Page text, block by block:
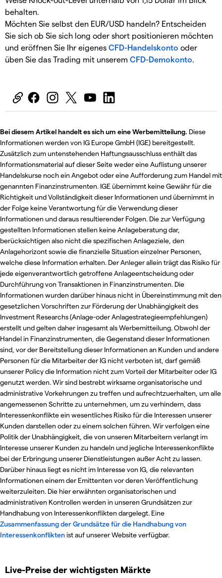
behalten.
Möchten Sie selbst den EUR/USD handeln? Entscheiden
Sie sich ob Sie sich long oder short positionieren möchten
und eröffnen Sie Ihr eigenes CFD-Handelskonto oder
üben Sie das Trading mit unserem CFD-Demokonto
Bei diesem Artikel handelt es sich um eine Werbemitteilung. Diese
Informationen werden von IG Europe GmbH (IGE) bereitgestellt.
Zusätzlich zum untenstehenden Haftungsausschluss enthält das
Informationsmaterial auf dieser Seite weder eine Auflistung unserer
Handelskurse noch ein Angebot oder eine Aufforderung zum Handel mit
genannten Finanzinstrumenten. IGE übernimmt keine Gewähr für die
Richtigkeit und Vollständigkeit dieser Informationen und übernimmt in
der Folge keine Verantwortung für die Verwendung dieser
Informationen und daraus resultierender Folgen. Die zur Verfügung
gestellten Informationen stellen keine Anlageberatung dar,
berücksichtigen also nicht die spezifischen Anlageziele, den
Anlagehorizont sowie die finanzielle Situation einzelner Personen,
welche diese Information erhalten. Der Anleger allein trägt das Risiko für
jede eigenverantwortlich getroffene Anlageentscheidung oder
Durchführung von Transaktionen in Finanzinstrumenten. Die
Informationen wurden darüber hinaus nicht in Übereinstimmung mit den
gesetzlichen Vorschriften zur Förderung der Unabhängigkeit des
Investment Researchs (Anlage-oder Anlagestrategieempfehlungen)
erstellt und gelten daher insgesamt als Werbemitteilung. Obwohl der
Handel in Finanzinstrumenten, die Gegenstand dieser Informationen
sind, vor der Bereitstellung dieser Informationen an Kunden und andere
Personen für die Mitarbeiter der IG nicht verboten ist, darf gemäß
unserer Policy die Information nicht zum Vorteil der Mitarbeiter oder IG
genutzt werden. Wir sind bestrebt wirksame organisatorische und
administrative Vorkehrungen zu treffen und aufrechtzuerhalten, um alle
angemessenen Schritte zu unternehmen, um zu verhindern, dass
Interessenkonflikte ein wesentliches Risiko für die Interessen unserer
Kunden darstellen oder zu einem solchen führen. Wir verfolgen eine
Politik der Unabhängigkeit, die von unseren Mitarbeitern verlangt im
Interesse unserer Kunden zu handeln und jegliche Interessenkonflikte
bei der Erbringung unserer Dienstleistungen außer Acht zu lassen.
Darüber hinaus liegt es nicht im Interesse von IG, die relevanten
Informationen einem der Emittenten vor deren Veröffentlichung
weiterzuleiten. Die hier erwähnten organisatorischen und
administrativen Kontrollen werden in unseren Grundsätzen zur
Handhabung von Interessenkonflikten dargelegt. Eine
Zusammenfassung der Grundsätze für die Handhabung von
Interessenkonfliktenist auf unserer Website verfügbar.
Live-Preise der wichtigsten Märkte